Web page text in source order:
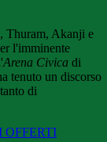
Thuram, Akanji e
l'imminente
Arena Civica di
tenuto un discorso
di
OFFERTI